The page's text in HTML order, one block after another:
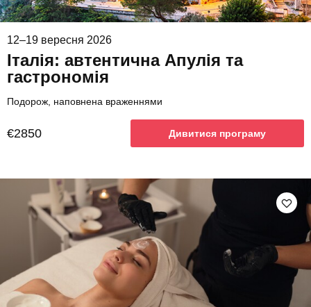
12–19 вересня 2026
Італія: автентична Апулія та
гастрономія
Подорож, наповнена враженнями
€2850 Дивитися програму